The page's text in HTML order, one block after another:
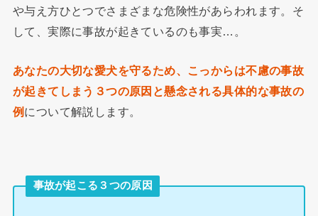
や与え方ひとつでさまざまな危険性があらわれます。そ
して、実際に事故が起きているのも事実…。
あなたの大切な愛犬を守るため、こっからは不慮の事故
が起きてしまう３つの原因と懸念される具体的な事故の
例 について解説します。
事故が起こる３つの原因